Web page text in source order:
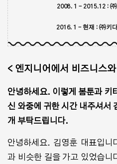
2008. 1 – 2015.12 :
2016. 1 – 현재 : ㈜키
< 엔지니어에서 비즈니스
안녕하세요. 이렇게 봄툰과 키
신 와중에 귀한 시간 내주셔서
개 부탁드립니다.
안녕하세요. 김영훈 대표입
과 비슷한 길을 가고 있었습니